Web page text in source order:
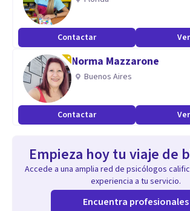
Contactar
Norma Mazzarone
Buenos Aires
Contactar
Empieza hoy tu viaje de
Accede a una amplia red de psicólogos
experiencia a tu servicio.
Encuentra profesionales